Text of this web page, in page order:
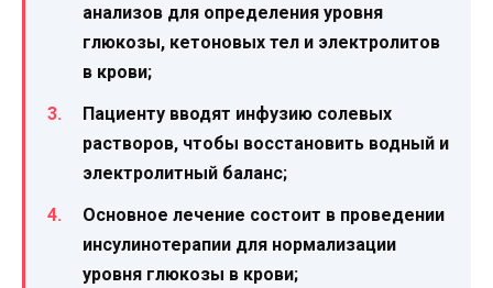
анализов для определения уровня
глюкозы, кетоновых тел и электролитов
в крови;
Пациенту вводят инфузию солевых
растворов, чтобы восстановить водный и
электролитный баланс;
Основное лечение состоит в проведении
инсулинотерапии для нормализации
уровня глюкозы в крови;